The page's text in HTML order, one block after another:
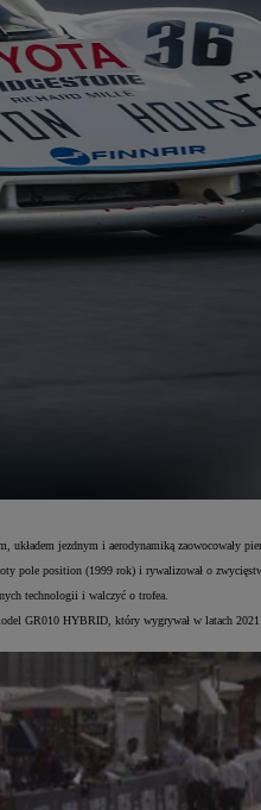
jezdnym i aerodynamiką zaowocowały
pole position (1999 rok) i rywalizował o
technologii i walczyć o trofea.
GR010 HYBRID, który wygrywał w latach